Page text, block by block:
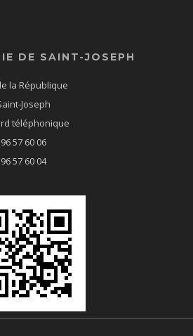
DE SAINT-JOSEPH
la République
Joseph
téléphonique
57 60 06
57 60 04